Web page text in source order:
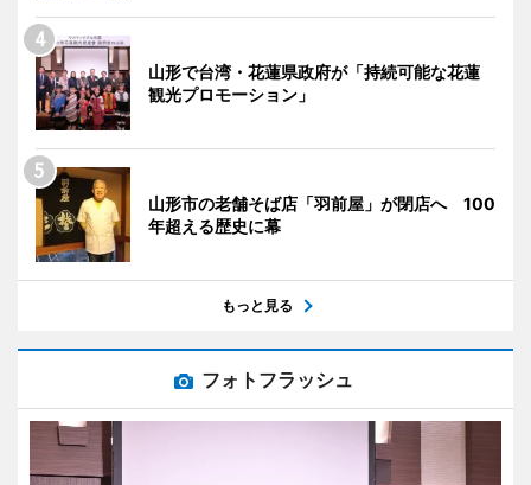
山形で台湾・花蓮県政府が「持続可能な花蓮
観光プロモーション」
山形市の老舗そば店「羽前屋」が閉店へ 100
年超える歴史に幕
もっと見る
フォトフラッシュ